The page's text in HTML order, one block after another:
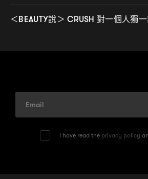
＜BEAUTY說＞ CRUSH對一個人獨
I have read the privacy policy